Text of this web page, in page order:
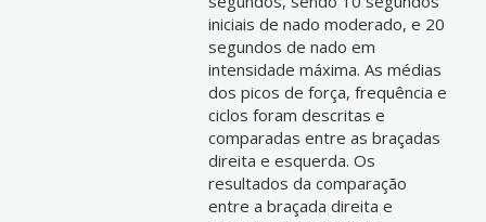
iniciais de nado moderado, e 20
segundos de nado em
intensidade máxima. As médias
dos picos de força, frequência e
ciclos foram descritas e
comparadas entre as braçadas
direita e esquerda. Os
resultados da comparação
entre a braçada direita e